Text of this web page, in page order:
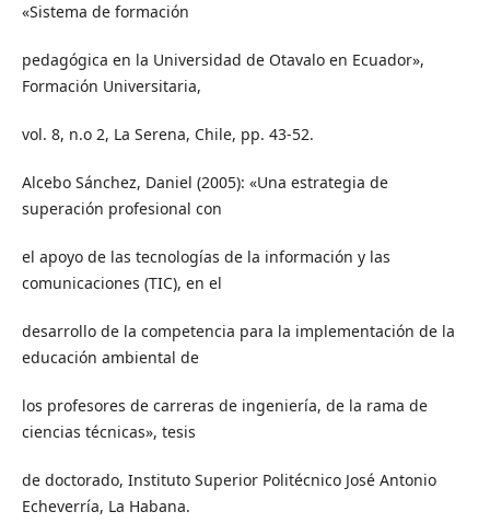
«Sistema de formación
pedagógica en la Universidad de Otavalo en Ecuador»,
Formación Universitaria,
vol. 8, n.o 2, La Serena, Chile, pp. 43-52.
Alcebo Sánchez, Daniel (2005): «Una estrategia de
superación profesional con
el apoyo de las tecnologías de la información y las
comunicaciones (TIC), en el
desarrollo de la competencia para la implementación de la
educación ambiental de
los profesores de carreras de ingeniería, de la rama de
ciencias técnicas», tesis
de doctorado, Instituto Superior Politécnico José Antonio
Echeverría, La Habana.